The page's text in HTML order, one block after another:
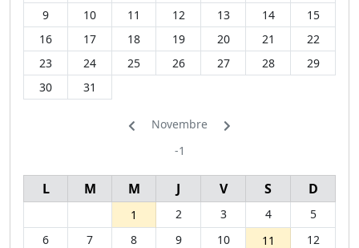
9
10 11 12 13 14
15
16
17 18 19 20 21
22
23
24 25 26 27 28
29
30
31
Novembre
-1
L M M J V S D
1 2 3 4
5
6
7 8 9 10 11
12